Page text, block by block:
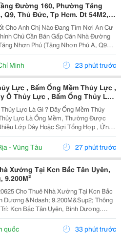
Đường 160, Phường Tăng
Q9, Thủ Đức, Tp Hcm. Dt 54M2,
Giá 5,18 Tỷ
Cho Anh Chị Nào Đang Tìm Nơi An Cư
Chủ Cần Bán Gấp Căn Nhà Đường
Nhơn Phú (Tăng Nhơn Phú A, Q9
Chỉ Vài Bước Là Ra Lã Xuân Oai,
Minh 23 phút trước
Lực , Bấm Ống Mềm Thủy Lực ,
Ô Thủy Lực , Bấm Ống Thủy Lực
Ống Thủy Lực Koman , Bấm
Italy , Bấm Ống Thủy Lực 1Sn ,
Lực 2Sn , Bấm Ống Thủy Lực
Gì ? Dây Ống Mềm Thủy
Lực Là Ống Mềm, Thường Được
Lớp Dây Hoặc Sợi Tổng Hợp , Ứng
Chất Lỏng Thủy Lực Trong Hệ
Những Ống Này Rất Cần Thiết Để
- Vũng Tàu 27 phút trước
Xưởng Tại Kcn Bắc Tân Uyên,
9.200M²
Tại Kcn Bắc
&Ndash; 9.200M&Sup2; Thông
Kcn Bắc Tân Uyên, Bình Dương.
Viên: 15.000M&Sup2; Diện Tích
Diện Tích Xây Dựng: 9.200M&Sup2;...
quốc 33 phút trước